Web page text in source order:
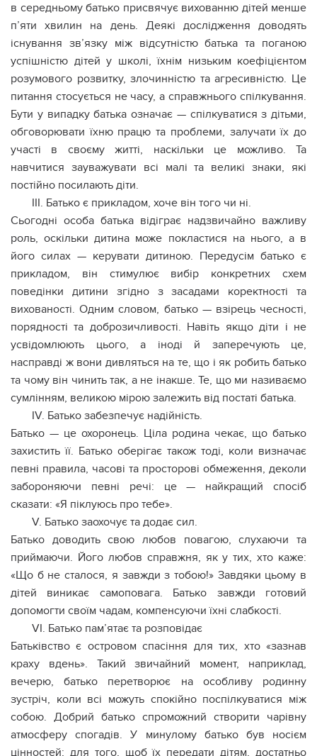
в середньому батько присвячує вихованню дітей менше
п’яти хвилин на день. Деякі дослідження доводять
існування зв’язку між відсутністю батька та поганою
успішністю дітей у школі, їхнім низьким коефіцієнтом
розумового розвитку, злoчинністю та агресивністю. Це
питання стосується не часу, а справжнього спілкування.
Бути у випадку батька означає — спілкуватися з дітьми,
обговорювати їхню працю та проблеми, залучати їх до
участі в своєму житті, наскільки це можливо. Та
навчитися зауважувати всі малі та великі знаки, які
постійно посилають діти.
IIІ. Батько є прикладом, хоче він того чи ні.
Сьогодні особа батька відіграє надзвичайно важливу
роль, оскільки дитина може покластися на нього, а в
його силах — керувати дитиною. Передусім батько є
прикладом, він стимулює вибір конкретних схем
поведінки дитини згідно з засадами коректності та
вихованості. Одним словом, батько — взірець чесності,
порядності та доброзичливості. Навіть якщо діти і не
усвідомлюють цього, а іноді й заперечують це,
насправді ж вони дивляться на те, що і як робить батько
та чому він чинить так, а не інакше. Те, що ми називаємо
сумлінням, великою мірою залежить від постаті батька.
IV. Батько забезпечує надійність.
Батько — це охоронець. Ціла родина чекає, що батько
захистить її. Батько оберігає також тоді, коли визначає
певні правила, часові та просторові обмеження, деколи
забороняючи певні речі: це — найкращий спосіб
сказати: «Я піклуюсь про тебе».
V. Батько заохочує та додає сил.
Батько доводить свою любов повагою, слухаючи та
приймаючи. Його любов справжня, як у тих, хто каже:
«Що б не сталося, я завжди з тобою!» Завдяки цьому в
дітей виникає самоповага. Батько завжди готовий
допомогти своїм чадам, компенсуючи їхні слабкості.
VI. Батько пам’ятає та розповідає
Батьківство є островом спасіння для тих, хто «зазнав
краху вдень». Такий звичайний момент, наприклад,
вечерю, батько перетворює на особливу родинну
зустріч, коли всі можуть спокійно поспілкуватися між
собою. Добрий батько спроможний створити чарівну
атмосферу спогадів. У минулому батько був носієм
цінностей; для того, щоб їх передати дітям, достатньо